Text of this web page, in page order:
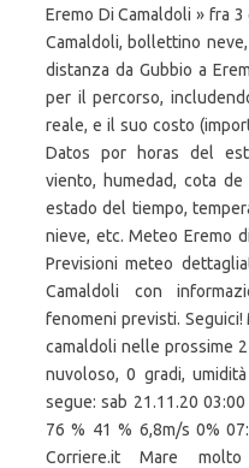
Eremo Di Camaldoli » fra
Camaldoli, bollettino
distanza da Gubbio a
per il percorso,
reale, e il suo costo
Datos por horas del
viento, humedad, cota
estado del tiempo,
nieve, etc. Meteo Eremo
Previsioni meteo
Camaldoli con
fenomeni previsti.
camaldoli nelle prossime
nuvoloso, 0 gradi,
segue: sab 21.11.20
76 % 41 % 6,8m/s 0%
Corriere.it Mare